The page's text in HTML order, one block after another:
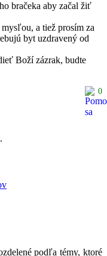
bračeka aby začal žiť
a tiež prosím za
byt uzdravený od
Boží zázrak, budte
0
podľa témy, ktoré